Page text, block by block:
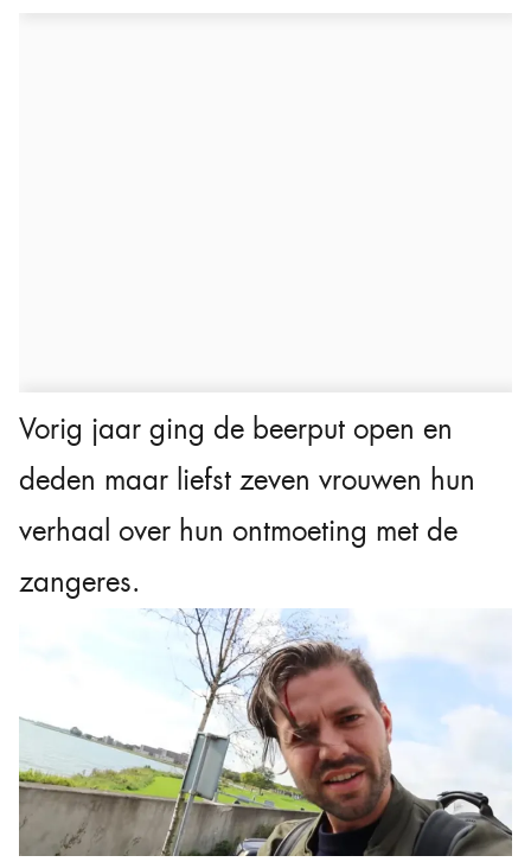
Vorig jaar ging de beerput open en
deden maar liefst zeven vrouwen hun
verhaal over hun ontmoeting met de
zangeres.